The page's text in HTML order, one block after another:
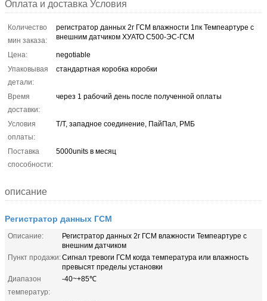
Оплата и доставка Условия
Количество
мин заказа:
регистратор данных 2г ГСМ влажности 1пк Темпеартуре с
внешним датчиком ХУАТО С500-ЭС-ГСМ
Цена:
negotiable
Упаковывая
детали:
стандартная коробка коробки
Время
доставки:
через 1 рабочий день после полученной оплаты
Условия
оплаты:
Т/Т, западное соединение, ПайПал, РМБ
Поставка
способности:
5000units в месяц
описание
Регистратор данных ГСМ
Описание:
Регистратор данных 2г ГСМ влажности Темпеартуре с
внешним датчиком
Пункт продажи:Сигнал тревоги ГСМ когда температура или влажность
превысят пределы установки
Диапазон
температур:
-40~+85℃